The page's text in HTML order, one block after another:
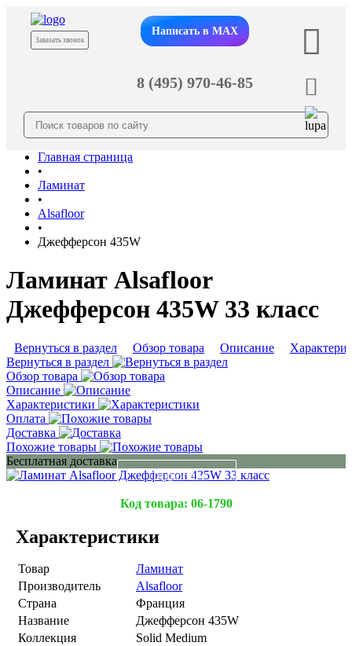
Заказать звонок
Написать в MAX
8 (495) 970-46-85
Главная страница
•
Ламинат
•
Alsafloor
•
Джефферсон 435W
Ламинат Alsafloor
Джефферсон 435W 33 класс
Вернуться в раздел Обзор товара Описание
Вернуться в раздел
Обзор товара
Описание
Характеристики
Оплата
Доставка
Похожие товары
Бесплатная доставка
Подробнее
Код товара: 06-1790
Характеристики
Товар
Ламинат
Производитель
Alsafloor
Страна
Франция
Название
Джефферсон 435W
Коллекция
Solid Medium